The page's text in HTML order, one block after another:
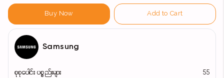
Buy Now Add to Cart
Samsung
စုစုပေါင်း ပစ္စည်းများ 55